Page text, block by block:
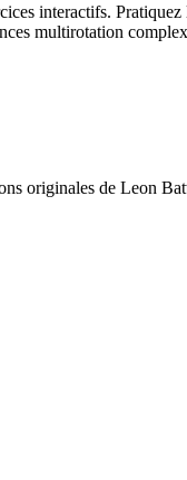
interactifs.
multirotation
originales de Leon